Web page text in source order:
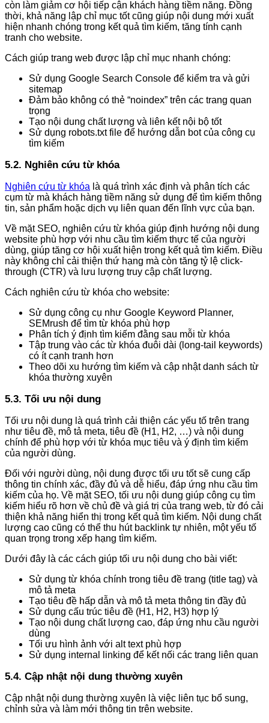
còn làm giảm cơ hội tiếp cận khách hàng tiềm năng. Đồng
thời, khả năng lập chỉ mục tốt cũng giúp nội dung mới xuất
hiện nhanh chóng trong kết quả tìm kiếm, tăng tính cạnh
tranh cho website.
Cách giúp trang web được lập chỉ mục nhanh chóng:
Sử dụng Google Search Console để kiểm tra và gửi
sitemap
Đảm bảo không có thẻ “noindex” trên các trang quan
trọng
Tạo nội dung chất lượng và liên kết nội bộ tốt
Sử dụng robots.txt file để hướng dẫn bot của công cụ
tìm kiếm
5.2. Nghiên cứu từ khóa
Nghiên cứu từ khóa là quá trình xác định và phân tích các
cụm từ mà khách hàng tiềm năng sử dụng để tìm kiếm thông
tin, sản phẩm hoặc dịch vụ liên quan đến lĩnh vực của bạn.
Về mặt SEO, nghiên cứu từ khóa giúp định hướng nội dung
website phù hợp với nhu cầu tìm kiếm thực tế của người
dùng, giúp tăng cơ hội xuất hiện trong kết quả tìm kiếm. Điều
này không chỉ cải thiện thứ hạng mà còn tăng tỷ lệ click-
through (CTR) và lưu lượng truy cập chất lượng.
Cách nghiên cứu từ khóa cho website:
Sử dụng công cụ như Google Keyword Planner,
SEMrush để tìm từ khóa phù hợp
Phân tích ý định tìm kiếm đằng sau mỗi từ khóa
Tập trung vào các từ khóa đuôi dài (long-tail keywords)
có ít cạnh tranh hơn
Theo dõi xu hướng tìm kiếm và cập nhật danh sách từ
khóa thường xuyên
5.3. Tối ưu nội dung
Tối ưu nội dung là quá trình cải thiện các yếu tố trên trang
như tiêu đề, mô tả meta, tiêu đề (H1, H2, …) và nội dung
chính để phù hợp với từ khóa mục tiêu và ý định tìm kiếm
của người dùng.
Đối với người dùng, nội dung được tối ưu tốt sẽ cung cấp
thông tin chính xác, đầy đủ và dễ hiểu, đáp ứng nhu cầu tìm
kiếm của họ. Về mặt SEO, tối ưu nội dung giúp công cụ tìm
kiếm hiểu rõ hơn về chủ đề và giá trị của trang web, từ đó cải
thiện khả năng hiển thị trong kết quả tìm kiếm. Nội dung chất
lượng cao cũng có thể thu hút backlink tự nhiên, một yếu tố
quan trọng trong xếp hạng tìm kiếm.
Dưới đây là các cách giúp tối ưu nội dung cho bài viết:
Sử dụng từ khóa chính trong tiêu đề trang (title tag) và
mô tả meta
Tạo tiêu đề hấp dẫn và mô tả meta thông tin đầy đủ
Sử dụng cấu trúc tiêu đề (H1, H2, H3) hợp lý
Tạo nội dung chất lượng cao, đáp ứng nhu cầu người
dùng
Tối ưu hình ảnh với alt text phù hợp
Sử dụng internal linking để kết nối các trang liên quan
5.4. Cập nhật nội dung thường xuyên
Cập nhật nội dung thường xuyên là việc liên tục bổ sung,
chỉnh sửa và làm mới thông tin trên website.